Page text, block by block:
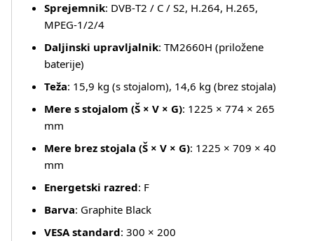
Sprejemnik: DVB‑T2 / C / S2, H.264, H.265,
MPEG‑1/2/4
Daljinski upravljalnik: TM2660H (priložene
baterije)
Teža: 15,9 kg (s stojalom), 14,6 kg (brez stojala)
Mere s stojalom (Š × V × G): 1225 × 774 × 265
mm
Mere brez stojala (Š × V × G): 1225 × 709 × 40
mm
Energetski razred: F
Barva: Graphite Black
VESA standard: 300 × 200